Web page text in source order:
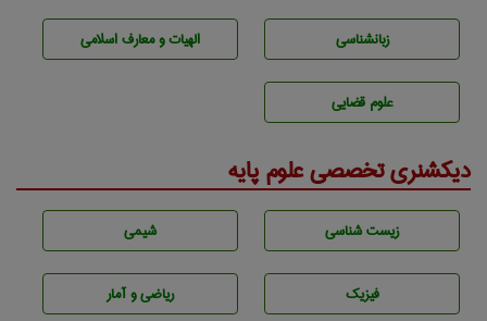
زبانشناسی الهیات و معارف اسلامی
علوم قضایی
دیکشنری تخصصی علوم پایه
زيست شناسی شيمی
فیزیک ریاضی و آمار